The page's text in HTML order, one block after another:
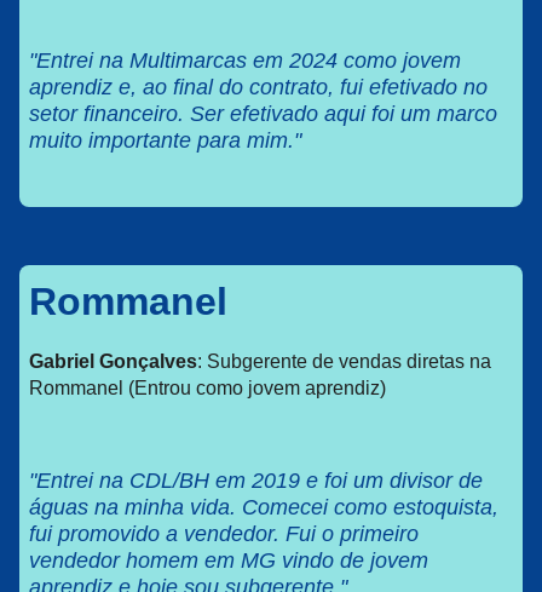
"Entrei na Multimarcas em 2024 como jovem
aprendiz e, ao final do contrato, fui efetivado no
setor financeiro. Ser efetivado aqui foi um marco
muito importante para mim."
Rommanel
Gabriel Gonçalves: Subgerente de vendas diretas na
Rommanel (Entrou como jovem aprendiz)
"Entrei na CDL/BH em 2019 e foi um divisor de
águas na minha vida. Comecei como estoquista,
fui promovido a vendedor. Fui o primeiro
vendedor homem em MG vindo de jovem
aprendiz e hoje sou subgerente."